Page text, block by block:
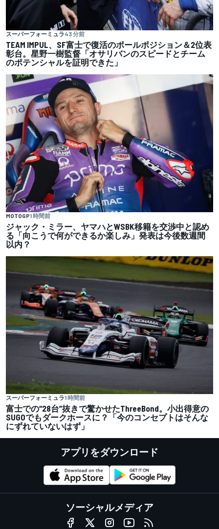
スーパーフォーミュラ43 分前
TEAM IMPUL、SF富士で復活のポールポジション＆2位表
彰台。星野一樹監督「オサリバンのスピードとチーム
のポテンシャルを証明できた」
MOTOGP1 時間前
ジャック・ミラー、ヤマハとWSBK移籍を交渉中と認め
る「向こうで何ができるか楽しみ」発表は今後数週間
以内？
スーパーフォーミュラ1 時間前
富士での“28台”抜きで驚かせたThreeBond。小出得意の
SUGOでもダークホースに？「今のコンセプトはそんな
にずれていないはず」
アプリをダウンロード
ソーシャルメディア